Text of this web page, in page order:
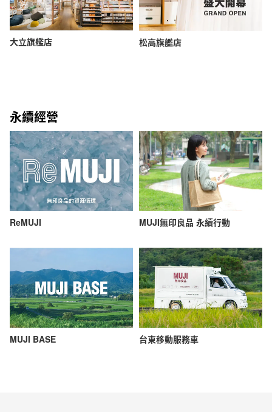
大立旗艦店 松高旗艦店
永續經營
ReMUJI MUJI無印良品 永續行動
MUJI BASE 台東移動服務車